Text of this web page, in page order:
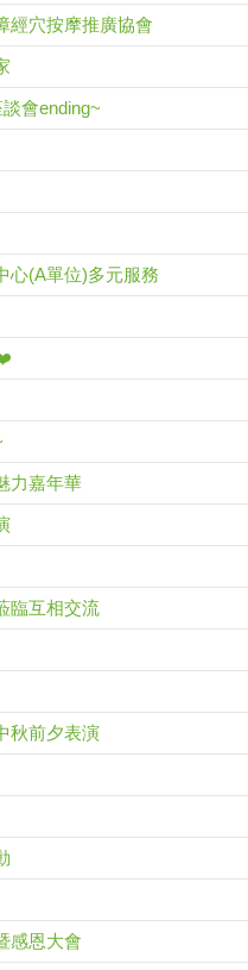
經穴按摩推廣協會
會ending~
心(A單位)多元服務
力嘉年華
臨互相交流
秋前夕表演
感恩大會